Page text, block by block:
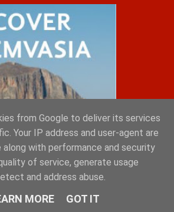
from Google to deliver its services
Your IP address and user-agent are
along with performance and security
of service, generate usage
and address abuse.
MORE GOT IT